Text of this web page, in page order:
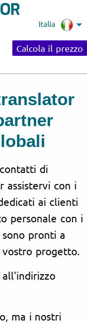
Italia
Calcola il prezzo
di
assistervi con i
ai clienti
personale con i
pronti a
progetto.
ma i nostri